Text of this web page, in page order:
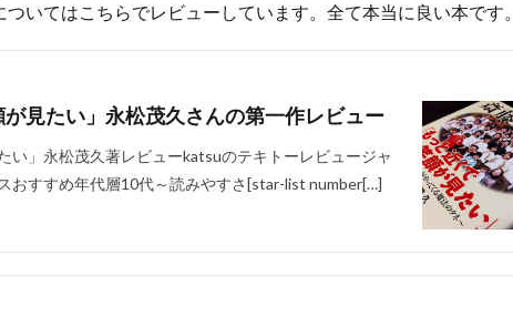
いてはこちらでレビューしています。全て本当に良い本です。
が見たい」永松茂久さんの第一作レビュー
い」永松茂久著レビューkatsuのテキトーレビュージャ
おすすめ年代層10代～読みやすさ[star-list number[…]